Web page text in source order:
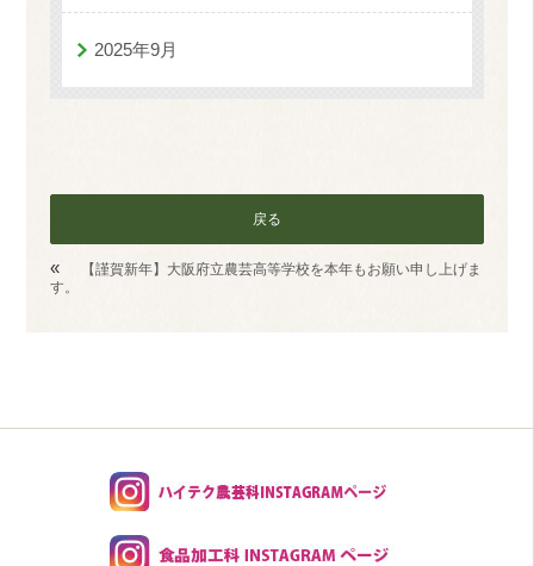
2025年9月
戻る
«
【謹賀新年】大阪府立農芸高等学校を本年もお願い申し上げま
す。